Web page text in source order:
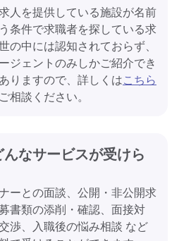
人を提供している施設が名前
条件で求職者を探している求
の中には認知されておらず、
ジェントのみしかご紹介でき
りますので、詳しくはこちら
相談ください。
なサービスが受けら
ーとの面談、公開・非公開求
書類の添削・確認、面接対
渉、入職後の悩み相談 など